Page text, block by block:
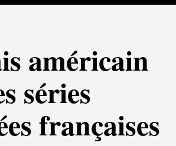
américain
séries
françaises